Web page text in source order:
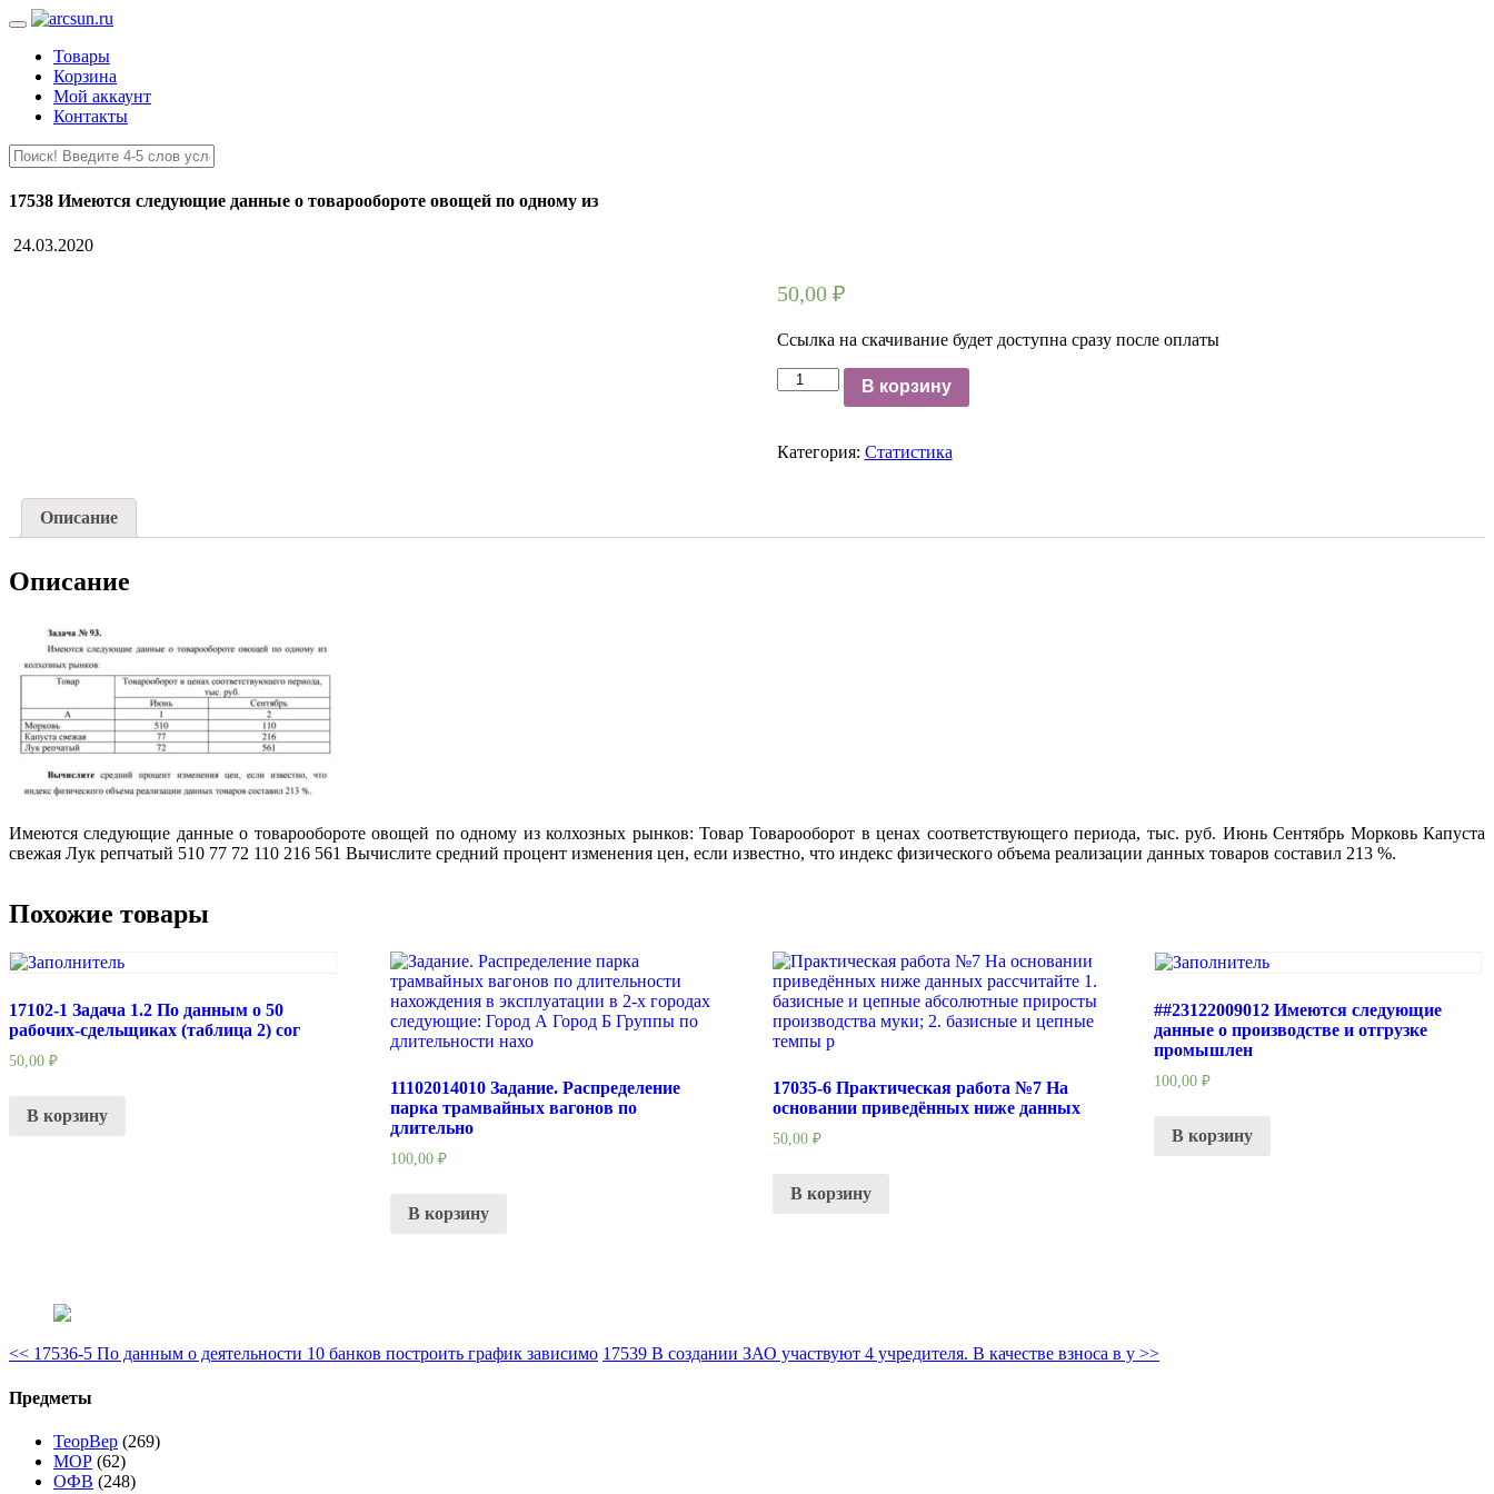
Товары
Корзина
Мой аккаунт
Контакты
17538 Имеются следующие данные о товарообороте овощей по одному из
24.03.2020
50,00 ₽
Ссылка на скачивание будет доступна сразу после оплаты
Количество
17538
данные
по
В корзину
Категория: Статистика
Описание
Описание
Имеются следующие данные о товарообороте овощей по одному из колхозных рынков: Товар Товарооборот в ценах соответствующего периода, тыс. руб. Июнь Сентябрь Морковь Капуста
свежая Лук репчатый 510 77 72 110 216 561 Вычислите средний процент изменения цен, если известно, что индекс физического объема реализации данных товаров составил 213 %.
Похожие товары
17102-1 Задача 1.2 По данным о 50
рабочих-сдельщиках (таблица 2) сог
50,00 ₽
В корзину
11102014010 Задание. Распределение
парка трамвайных вагонов по
длительно
100,00₽
В корзину
17035-6 Практическая работа №7 На
основании приведённых ниже данных
50,00 ₽
В корзину
##23122009012 Имеются следующие
данные о производстве и отгрузке
промышлен
100,00 ₽
В корзину
<< 17536-5 По данным о деятельности 10 банков построить график зависимо 17539 В создании ЗАО участвуют 4 учредителя. В качестве взноса в у >>
Предметы
ТеорВер (269)
МОР (62)
ОФВ (248)